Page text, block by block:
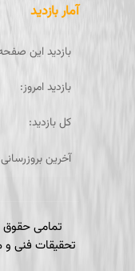
آمار بازدید
بازدید این
بازدید امروز:
کل بازدید:
آخرین
تمامی
تحقیقات فنی